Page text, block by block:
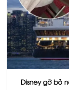
Disney gỡ bỏ